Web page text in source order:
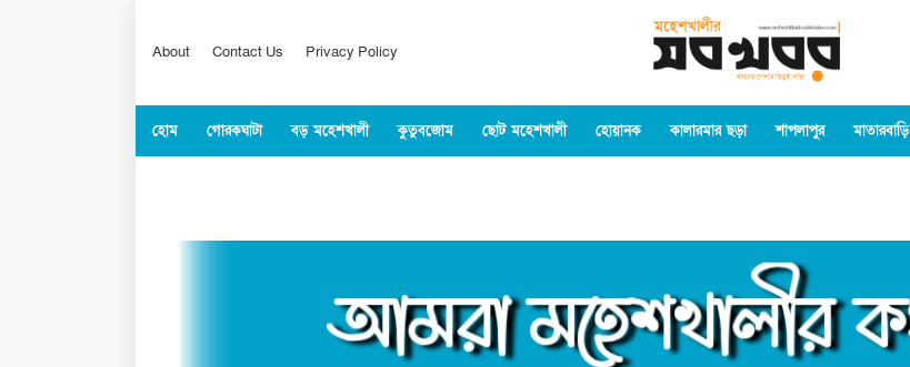
About Contact Us Privacy Policy
হোম গোরকঘাটা বড় মহেশখালী কুতুবজোম ছোট মহেশখালী হোয়ানক কালারমার ছড়া শাপলাপুর মাতারবাড়ি